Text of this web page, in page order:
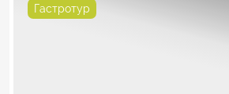
Гастротур